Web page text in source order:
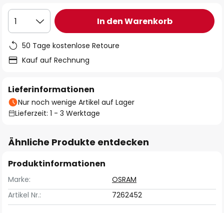
1 In den Warenkorb
50 Tage kostenlose Retoure
Kauf auf Rechnung
Lieferinformationen
Nur noch wenige Artikel auf Lager
Lieferzeit: 1 - 3 Werktage
Ähnliche Produkte entdecken
Produktinformationen
Marke:
OSRAM
Artikel Nr.:
7262452